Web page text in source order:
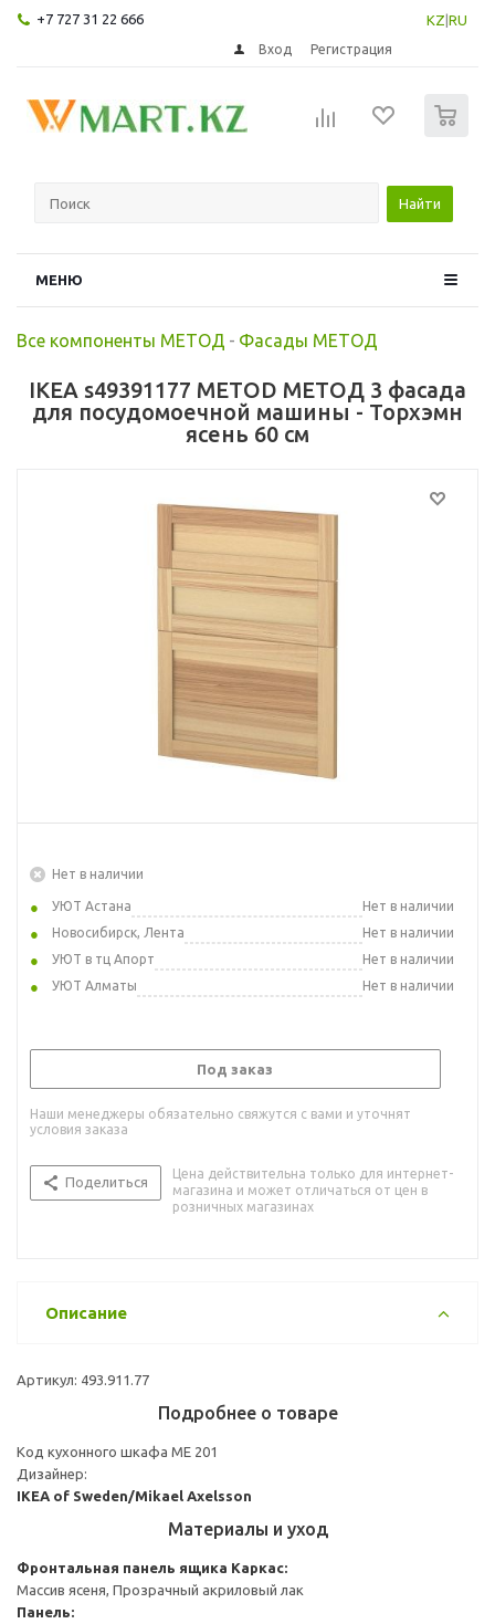
+7 727 31 22 666 KZ RU
Вход Регистрация
Найти
МЕНЮ
Все компоненты МЕТОД - Фасады МЕТОД
IKEA s49391177 METOD МЕТОД 3 фасада
для посудомоечной машины - Торхэмн
ясень 60 см
Нет в наличии
УЮТ Астана
Нет в наличии
Новосибирск, Лента
Нет в наличии
УЮТ в тц Апорт
Нет в наличии
УЮТ Алматы
Нет в наличии
Под заказ
Наши менеджеры обязательно свяжутся с вами и уточнят
условия заказа
Поделиться
Цена действительна только для интернет-
магазина и может отличаться от цен в
розничных магазинах
Описание
Артикул: 493.911.77
Подробнее о товаре
Код кухонного шкафа ME 201
Дизайнер:
IKEA of Sweden/Mikael Axelsson
Материалы и уход
Фронтальная панель ящика Каркас:
Массив ясеня, Прозрачный акриловый лак
Панель: